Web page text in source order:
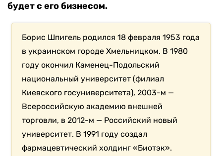
будет с его бизнесом.
Борис Шпигель родился 18 февраля 1953 года
в украинском городе Хмельницком. В 1980
году окончил Каменец-Подольский
национальный университет (филиал
Киевского госуниверситета), 2003-м —
Всероссийскую академию внешней
торговли, в 2012-м — Российский новый
университет. В 1991 году создал
фармацевтический холдинг «Биотэк».